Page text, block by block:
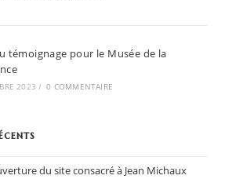
témoignage pour le Musée de la
2023 / 0 COMMENTAIRE
du site consacré à Jean Michaux